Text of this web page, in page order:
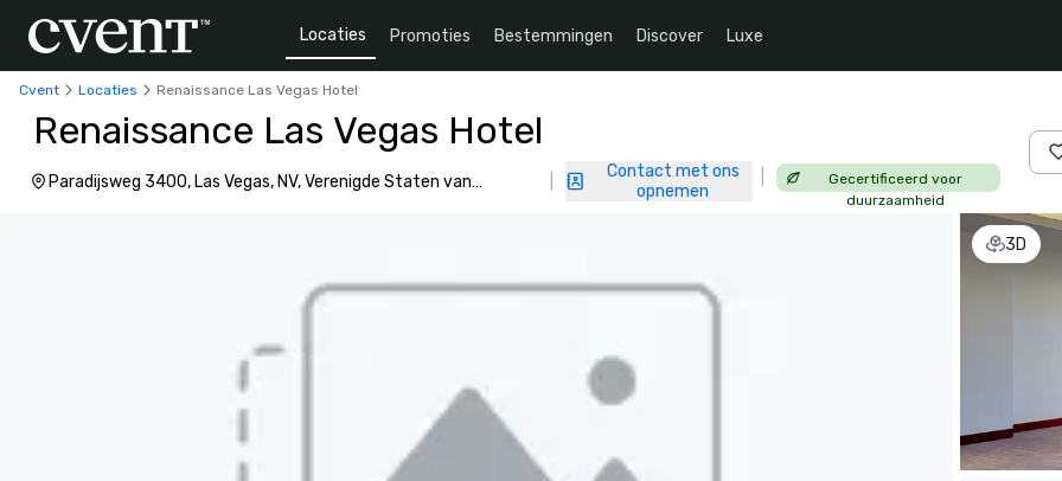
Locaties Promoties Bestemmingen Discover Luxe
Cvent Locaties Renaissance Las Vegas Hotel
Renaissance Las Vegas Hotel
Paradijsweg 3400, Las Vegas, NV, Verenigde Staten van
Contact met ons
opnemen
Gecertificeerd voor
duurzaamheid
3D